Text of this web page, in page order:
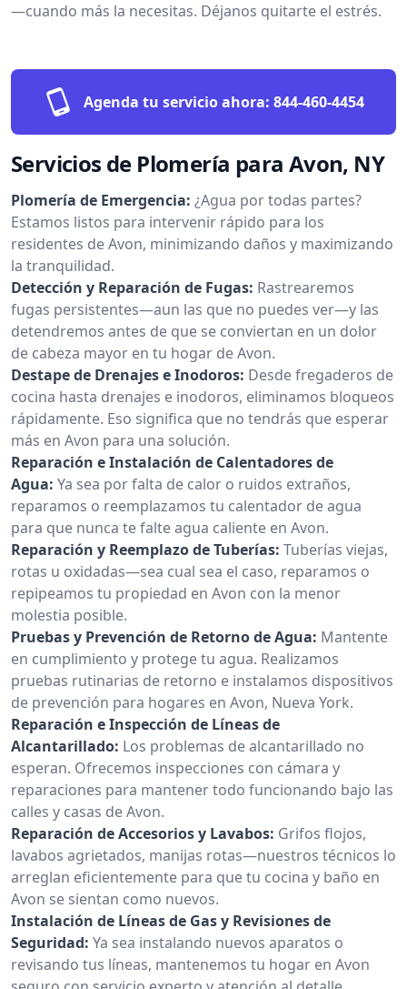
—cuando más la necesitas. Déjanos quitarte el estrés.
Agenda tu servicio ahora: 844-460-4454
Servicios de Plomería para Avon, NY
Plomería de Emergencia: ¿Agua por todas partes?
Estamos listos para intervenir rápido para los
residentes de Avon, minimizando daños y maximizando
la tranquilidad.
Detección y Reparación de Fugas: Rastrearemos
fugas persistentes—aun las que no puedes ver—y las
detendremos antes de que se conviertan en un dolor
de cabeza mayor en tu hogar de Avon.
Destape de Drenajes e Inodoros: Desde fregaderos de
cocina hasta drenajes e inodoros, eliminamos bloqueos
rápidamente. Eso significa que no tendrás que esperar
más en Avon para una solución.
Reparación e Instalación de Calentadores de
Agua: Ya sea por falta de calor o ruidos extraños,
reparamos o reemplazamos tu calentador de agua
para que nunca te falte agua caliente en Avon.
Reparación y Reemplazo de Tuberías: Tuberías viejas,
rotas u oxidadas—sea cual sea el caso, reparamos o
repipeamos tu propiedad en Avon con la menor
molestia posible.
Pruebas y Prevención de Retorno de Agua: Mantente
en cumplimiento y protege tu agua. Realizamos
pruebas rutinarias de retorno e instalamos dispositivos
de prevención para hogares en Avon, Nueva York.
Reparación e Inspección de Líneas de
Alcantarillado: Los problemas de alcantarillado no
esperan. Ofrecemos inspecciones con cámara y
reparaciones para mantener todo funcionando bajo las
calles y casas de Avon.
Reparación de Accesorios y Lavabos: Grifos flojos,
lavabos agrietados, manijas rotas—nuestros técnicos lo
arreglan eficientemente para que tu cocina y baño en
Avon se sientan como nuevos.
Instalación de Líneas de Gas y Revisiones de
Seguridad: Ya sea instalando nuevos aparatos o
revisando tus líneas, mantenemos tu hogar en Avon